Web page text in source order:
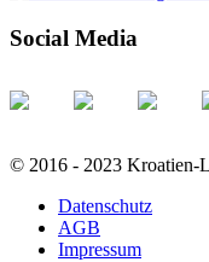
Social Media
© 2016 - 2023 Kroatien-
Datenschutz
AGB
Impressum